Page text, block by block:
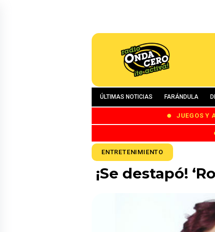
ÚLTIMAS NOTICIAS FARÁNDULA
JUEGOS Y
ENTRETENIMIENTO
¡Se destapó!